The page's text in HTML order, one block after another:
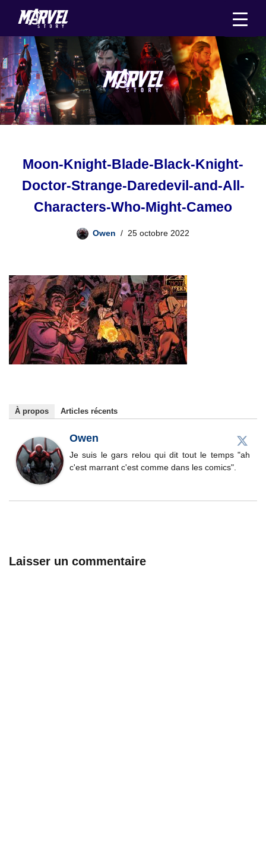
au
contenu
Moon-Knight-Blade-Black-Knight-
Doctor-Strange-Daredevil-and-All-
Characters-Who-Might-Cameo
Owen 25 octobre 2022
À propos Articles récents
Owen
Je suis le gars relou qui dit tout le temps "ah
c'est marrant c'est comme dans les comics".
Laisser un commentaire